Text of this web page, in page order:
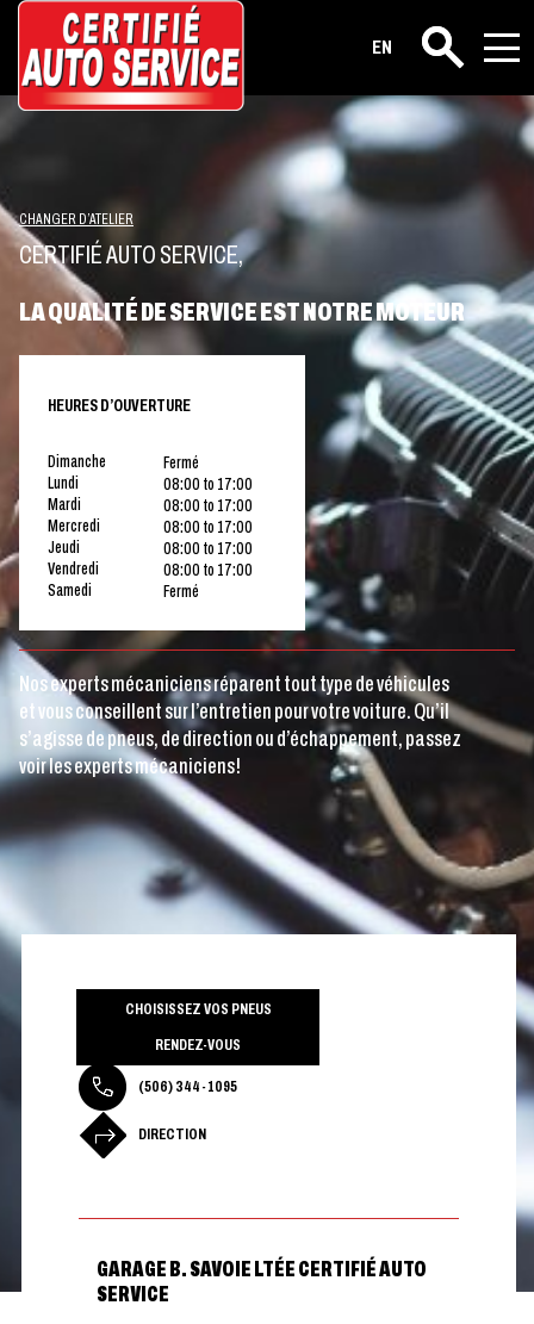
EN Rechercher
CHANGER D’ATELIER
CERTIFIÉ AUTO SERVICE,
LA QUALITÉ DE SERVICE EST NOTRE MOTEUR
HEURES D’OUVERTURE
Dimanche
Fermé
Lundi
08:00 to 17:00
Mardi
08:00 to 17:00
Mercredi
08:00 to 17:00
Jeudi
08:00 to 17:00
Vendredi
08:00 to 17:00
Samedi
Fermé
Nos experts mécaniciens réparent tout type de véhicules
et vous conseillent sur l’entretien pour votre voiture. Qu’il
s’agisse de pneus, de direction ou d’échappement, passez
voir les experts mécaniciens!
CHOISISSEZ VOS PNEUS
RENDEZ-VOUS
(506) 344-1095
DIRECTION
GARAGE B. SAVOIE LTÉE CERTIFIÉ AUTO
SERVICE